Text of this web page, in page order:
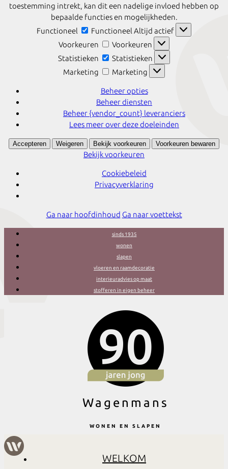
toestemming intrekt, kan dit een nadelige invloed hebben op
bepaalde functies en mogelijkheden.
Functioneel
Functioneel Altijd actief
Voorkeuren
Voorkeuren
Statistieken
Statistieken
Marketing
Marketing
Beheer opties
Beheer diensten
Beheer {vendor_count} leveranciers
Lees meer over deze doeleinden
Accepteren Weigeren Bekijk voorkeuren Voorkeuren bewaren
Bekijk voorkeuren
Cookiebeleid
Privacyverklaring
Ga naar hoofdinhoud Ga naar voettekst
sinds 1935
wonen
slapen
vloeren en raamdecoratie
interieuradvies op maat
stofferen in eigen beheer
Wagenmans
WONEN EN SLAPEN
WELKOM